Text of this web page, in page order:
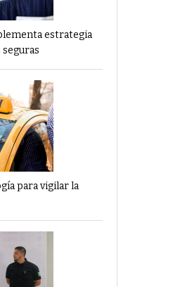
estrategia
seguras
para vigilar la